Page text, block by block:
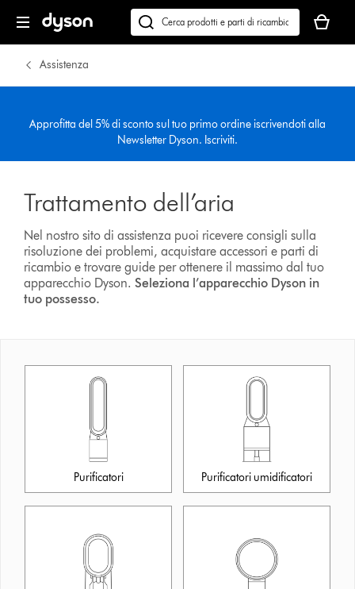
Cerca
su
carrello
è
Assistenza
Approfitta del 5% di sconto sul tuo primo ordine iscrivendoti alla
Newsletter Dyson. Iscriviti.
Trattamento dell’aria
Nel nostro sito di assistenza puoi ricevere consigli sulla
risoluzione dei problemi, acquistare accessori e parti di
ricambio e trovare guide per ottenere il massimo dal tuo
apparecchio Dyson.Seleziona l’apparecchio Dyson in
tuo possesso.
Purificatori Purificatori umidificatori